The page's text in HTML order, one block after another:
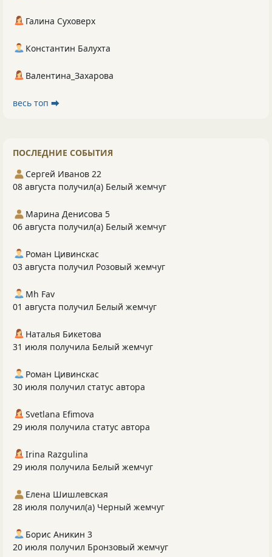
Галина Суховерх
Константин Балухта
Валентина_Захарова
весь топ ⮕
ПОСЛЕДНИЕ СОБЫТИЯ
Сергей Иванов 22
08 августа получил(а) Белый жемчуг
Марина Денисова 5
06 августа получил(а) Белый жемчуг
Роман Цивинскас
03 августа получил Розовый жемчуг
Mh Fav
01 августа получил Белый жемчуг
Наталья Бикетова
31 июля получила Белый жемчуг
Роман Цивинскас
30 июля получил статус автора
Svetlana Efimova
29 июля получила статус автора
Irina Razgulina
29 июля получила Белый жемчуг
Елена Шишлевская
28 июля получил(а) Черный жемчуг
Борис Аникин 3
20 июля получил Бронзовый жемчуг